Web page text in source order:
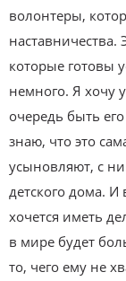
волонтеры,
которые готовы
немного. Я хочу
очередь быть
знаю, что это
усыновляют, с
детского дома.
хочется иметь
в мире будет
то, чего ему не